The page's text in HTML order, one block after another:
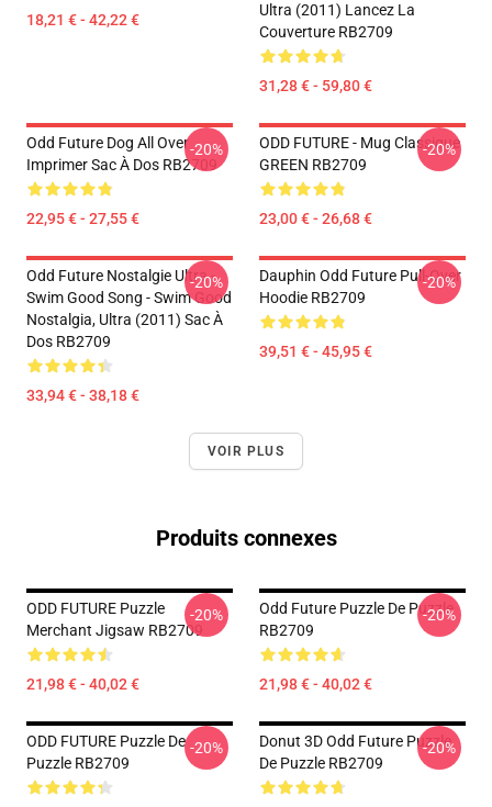
18,21 € - 42,22 €
Ultra (2011) Lancez La
Couverture RB2709
31,28 € - 59,80 €
Odd Future Dog All Over
Imprimer Sac À Dos RB2709
22,95 € - 27,55 €
-20%
ODD FUTURE - Mug Classique
GREEN RB2709
23,00 € - 26,68 €
-20%
Odd Future Nostalgie Ultra -
Swim Good Song - Swim Good
Nostalgia, Ultra (2011) Sac À
Dos RB2709
33,94 € - 38,18 €
-20%
Dauphin Odd Future Pull-Over
Hoodie RB2709
39,51 € - 45,95 €
-20%
VOIR PLUS
Produits connexes
ODD FUTURE Puzzle
Merchant Jigsaw RB2709
21,98 € - 40,02 €
-20%
Odd Future Puzzle De Puzzle
RB2709
21,98 € - 40,02 €
-20%
ODD FUTURE Puzzle De
Puzzle RB2709
-20%
Donut 3D Odd Future Puzzle
De Puzzle RB2709
-20%